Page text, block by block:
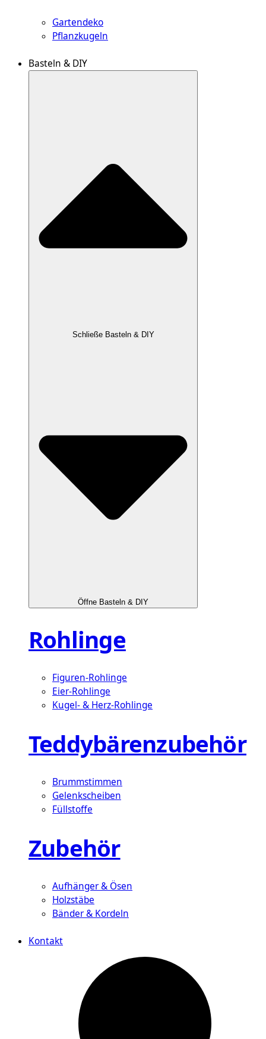
Gartendeko
Pflanzkugeln
Basteln & DIY
Schließe Basteln & DIY
Öffne Basteln & DIY
Rohlinge
Figuren-Rohlinge
Eier-Rohlinge
Kugel- & Herz-Rohlinge
Teddybärenzubehör
Brummstimmen
Gelenkscheiben
Füllstoffe
Zubehör
Aufhänger & Ösen
Holzstäbe
Bänder & Kordeln
Kontakt